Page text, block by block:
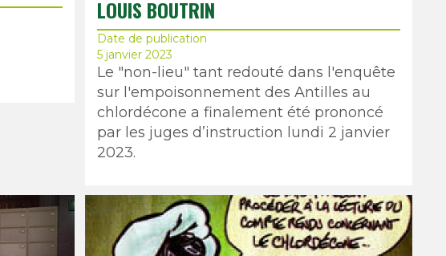
LOUIS BOUTRIN
Date de publication
5 janvier 2023
Le "non-lieu" tant redouté dans l'enquête
sur l'empoisonnement des Antilles au
chlordécone a finalement été prononcé
par les juges d’instruction lundi 2 janvier
2023.